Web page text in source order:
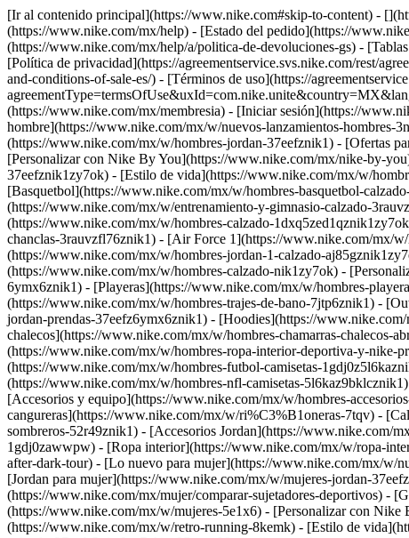
[Ir al contenido principal](https://www.nike.com#skip-to-content) -
(https://www.nike.com/mx/help) - [Estado del pedido](https://
(https://www.nike.com/mx/help/a/politica-de-devoluciones-gs) -
[Política de privacidad](https://agreementservice.svs.nike.com/rest/
and-conditions-of-sale-es/) - [Términos de uso](https://
(https://www.nike.com/mx/membresia) - [Iniciar sesión](https://
hombre](https://www.nike.com/mx/w/nuevos-lanzamientos-
(https://www.nike.com/mx/w/hombres-jordan-37eefznik1) - [Ofertas
[Personalizar con Nike By You](https://www.nike.com/mx/nike-by-
37eefznik1zy7ok) - [Estilo de vida](https://www.nike.com/mx/w/
[Basquetbol](https://www.nike.com/mx/w/hombres-basquetbol-
(https://www.nike.com/mx/w/entrenamiento-y-gimnasio-calzado-
(https://www.nike.com/mx/w/hombres-calzado-
chanclas-3rauvzfl76znik1) - [Air Force 1](https://www.nike.com/mx/
(https://www.nike.com/mx/w/hombres-jordan-1-calzado-
(https://www.nike.com/mx/w/hombres-calzado-nik1zy7ok) -
6ymx6znik1) - [Playeras](https://www.nike.com/mx/w/hombres-
(https://www.nike.com/mx/w/hombres-trajes-de-bano-7jtp6znik1) -
jordan-prendas-37eefz6ymx6znik1) - [Hoodies](https://
chalecos](https://www.nike.com/mx/w/hombres-chamarras-
(https://www.nike.com/mx/w/hombres-ropa-interior-deportiva-y-nike-
(https://www.nike.com/mx/w/hombres-futbol-camisetas-
(https://www.nike.com/mx/w/hombres-nfl-camisetas-
[Accesorios y equipo](https://www.nike.com/mx/w/hombres-
cangureras](https://www.nike.com/mx/w/ri%C3%B1oneras-7tqv) -
sombreros-52r49znik1) - [Accesorios Jordan](https://www.nike.com/
1gdj0zawwpw) - [Ropa interior](https://www.nike.com/mx/w/ropa-
after-dark-tour) - [Lo nuevo para mujer](https://www.nike.com/mx/w/
[Jordan para mujer](https://www.nike.com/mx/w/mujeres-jordan-
(https://www.nike.com/mx/mujer/comparar-sujetadores-deportivos) -
(https://www.nike.com/mx/w/mujeres-5e1x6) - [Personalizar con
(https://www.nike.com/mx/w/retro-running-8kemk) - [Estilo de